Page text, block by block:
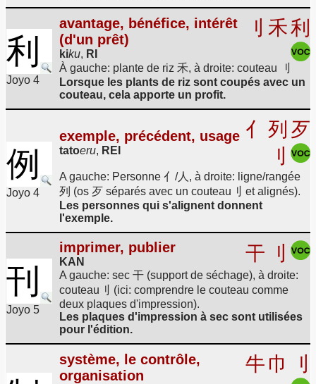
利
Joyo 4
avantage, bénéfice, intérêt
(d'un prêt)
kiku, RI
刂 禾利
À gauche: plante de riz 禾, à droite: couteau 刂
Lorsque les plants de riz sont coupés avec un
couteau, cela apporte un profit.
例
Joyo 4
exemple, précédent, usage
tatoeru, REI
亻 列 歹
刂
A gauche: Personne 亻/人, à droite: ligne/rangée
列 (os 歹 séparés avec un couteau刂 et alignés).
Les personnes qui s'alignent donnent
l'exemple.
刊
Joyo 5
imprimer, publier
KAN 干 刂
A gauche: sec 干 (support de séchage), à droite:
couteau刂 (ici: comprendre le couteau comme
deux plaques d'impression).
Les plaques d'impression à sec sont utilisées
pour l'édition.
système, le contrôle,
organisation
牛 巾 刂